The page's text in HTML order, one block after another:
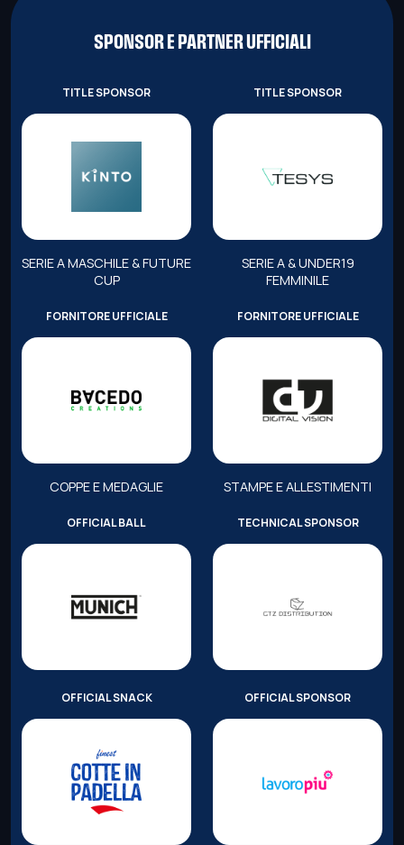
SPONSOR E PARTNER UFFICIALI
TITLE SPONSOR
SERIE A MASCHILE & FUTURE
CUP
TITLE SPONSOR
SERIE A & UNDER19
FEMMINILE
FORNITORE UFFICIALE
COPPE E MEDAGLIE
FORNITORE UFFICIALE
STAMPE E ALLESTIMENTI
OFFICIAL BALL TECHNICAL SPONSOR
OFFICIAL SNACK OFFICIAL SPONSOR